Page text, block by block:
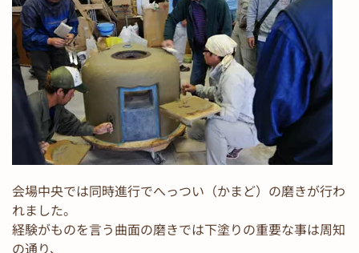
会場中央では同時進行でへっつい（かまど）の磨きが行わ
れました。
経験がものを言う曲面の磨きでは下塗りの重要な事は周知
の通り、